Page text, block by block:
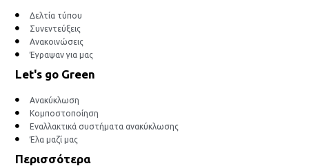
Δελτία τύπου
Συνεντεύξεις
Ανακοινώσεις
Έγραψαν για μας
Let's go Green
Ανακύκλωση
Κομποστοποίηση
Εναλλακτικά συστήματα ανακύκλωσης
Έλα μαζί μας
Περισσότερα